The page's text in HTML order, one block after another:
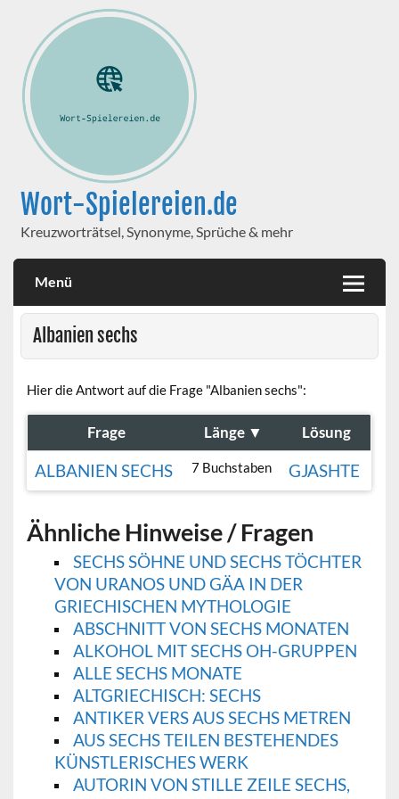
Wort-Spielereien.de
Kreuzworträtsel, Synonyme, Sprüche & mehr
Menü
Albanien sechs
Hier die Antwort auf die Frage "Albanien sechs":
Frage Länge ▼ Lösung
ALBANIEN SECHS 7 Buchstaben GJASHTE
Ähnliche Hinweise / Fragen
SECHS SÖHNE UND SECHS TÖCHTER
VON URANOS UND GÄA IN DER
GRIECHISCHEN MYTHOLOGIE
ABSCHNITT VON SECHS MONATEN
ALKOHOL MIT SECHS OH-GRUPPEN
ALLE SECHS MONATE
ALTGRIECHISCH: SECHS
ANTIKER VERS AUS SECHS METREN
AUS SECHS TEILEN BESTEHENDES
KÜNSTLERISCHES WERK
AUTORIN VON STILLE ZEILE SECHS,